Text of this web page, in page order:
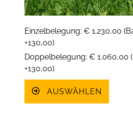
Einzelbelegung: € 1.230,00
+130,00)
Doppelbelegung: € 1.060,00
+130,00)
AUSWÄHLEN